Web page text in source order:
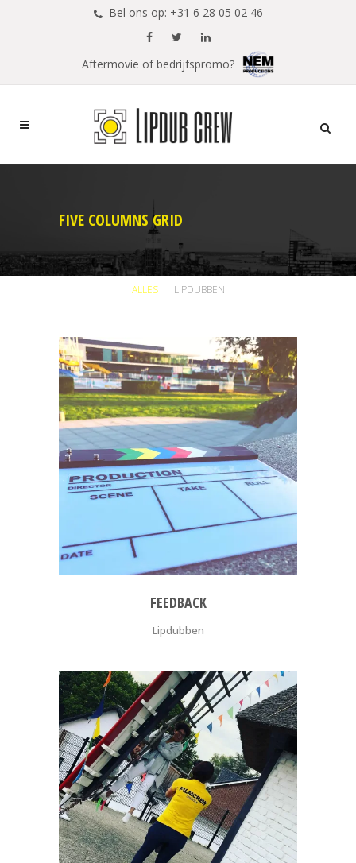
Bel ons op: +31 6 28 05 02 46
Aftermovie of bedrijfspromo?
FIVE COLUMNS GRID
ALLES LIPDUBBEN
FEEDBACK
Lipdubben